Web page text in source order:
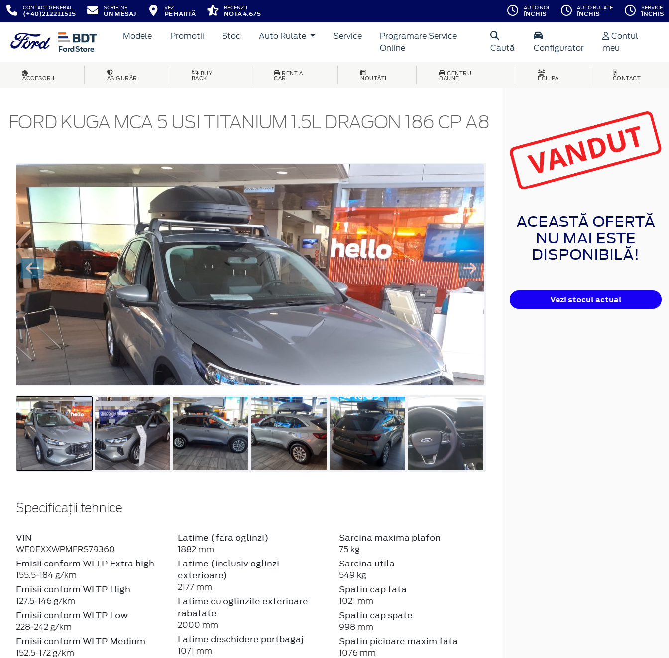
CONTACT GENERAL
(+40)212211515
SCRIE-NE
UN MESAJ
VEZI
PE HARTĂ
RECENZII
NOTA 4.6/5
AUTO NOI
ÎNCHIS
AUTO RULATE
ÎNCHIS
SERVICE
ÎNCHIS
Modele Promotii Stoc Auto Rulate Service
Programare Service
Online
Caută Configurator
Contul
meu
ACCESORII ASIGURĂRI
BUY
BACK
RENT A
CAR
NOUTĂȚI
CENTRU
DAUNE
ECHIPA CONTACT
FORD KUGA MCA 5 USI TITANIUM 1.5L DRAGON 186 CP A8
Specificații tehnice
VIN
WF0FXXWPMFRS79360
Emisii conform WLTP Extra high
155.5-184 g/km
Emisii conform WLTP High
127.5-146 g/km
Emisii conform WLTP Low
228-242 g/km
Emisii conform WLTP Medium
152.5-172 g/km
Latime (fara oglinzi)
1882 mm
Latime (inclusiv oglinzi
exterioare)
2177 mm
Latime cu oglinzile exterioare
rabatate
2000 mm
Latime deschidere portbagaj
1071 mm
Sarcina maxima plafon
75 kg
Sarcina utila
549 kg
Spatiu cap fata
1021 mm
Spatiu cap spate
998 mm
Spatiu picioare maxim fata
1076 mm
ACEASTĂ OFERTĂ
NU MAI ESTE
DISPONIBILĂ!
Vezi stocul actual